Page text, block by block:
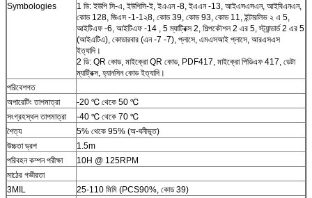
Symbologies
1 ডি: ইউপি সি-এ, ইউপিসি-ই, ইএএন -8, ইএএন -13, আইএসএসএন, আইবিএনএন,
কোড 128, জিএস -1-1২8, কোড 39, কোড 93, কোড 11, ইন্টারলিভ ২ এ 5,
আইটিএফ -6, আইটিএফ -14 , 5 ম্যাট্রিক্স 2, শিল্পকৌশল 2 এর 5, স্ট্যান্ডার্ড 2 এর 5
(আইএটিএ), কোডারবার (এন -7 -7), প্লাসে, এমএসআই প্লাসে, আরএসএস
ইত্যাদি।
2 ডি: QR কোড, মাইক্রো QR কোড, PDF417, মাইক্রো পিডিএফ 417, ডেটা
ম্যাট্রিক্স, হ্যানসিন কোড ইত্যাদি।
পরিবেশগত
অপারেটিং তাপমাত্রা
-20 ℃ থেকে 50 ℃
সংগ্রহস্থল তাপমাত্রা
-40 ℃ থেকে 70 ℃
শৈত্য
5% থেকে 95% (অ-ঘনীভূত)
উচ্চতা ড্রপ
1.5m
পরিবহন কম্পন পরীক্ষা
10H @ 125RPM
মাঠের গভীরতা
3MIL
25-110 মিমি (PCS90%, কোড 39)